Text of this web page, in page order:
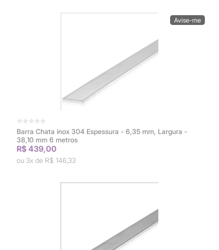
Barra Chata inox 304 Espessura - 6,35 mm, Largura -
38,10 mm 6 metros
R$ 439,00
3x de R$ 146,33